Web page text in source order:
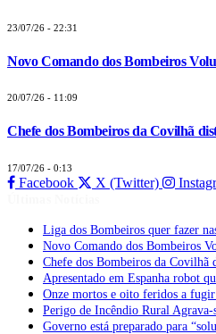
23/07/26 - 22:31
Novo Comando dos Bombeiros
20/07/26 - 11:09
Chefe dos Bombeiros da Covilhã
17/07/26 - 0:13
Facebook X (Twitter)
Liga dos Bombeiros quer fazer
Novo Comando dos Bombeiros
Chefe dos Bombeiros da Covilhã
Apresentado em Espanha robot
Onze mortos e oito feridos a
Perigo de Incêndio Rural
Governo está preparado para